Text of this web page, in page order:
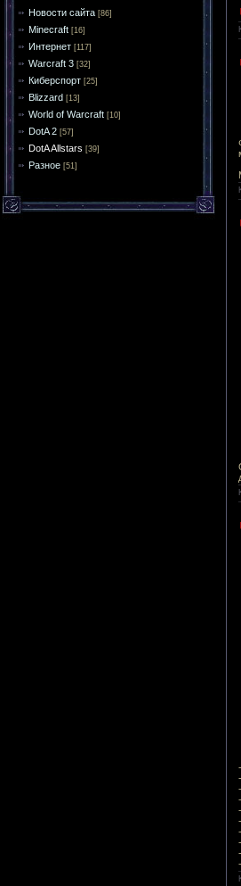
Новости сайта [86]
Minecraft [16]
Интернет [117]
Warcraft 3 [32]
Киберспорт [25]
Blizzard [13]
World of Warcraft [10]
DotA 2 [57]
DotA Allstars [39]
Разное [51]